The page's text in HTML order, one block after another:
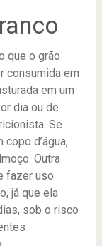
que o grão
consumida em
em um
dia ou de
Se
d’água,
Outra
fazer uso
já que ela
sob o risco